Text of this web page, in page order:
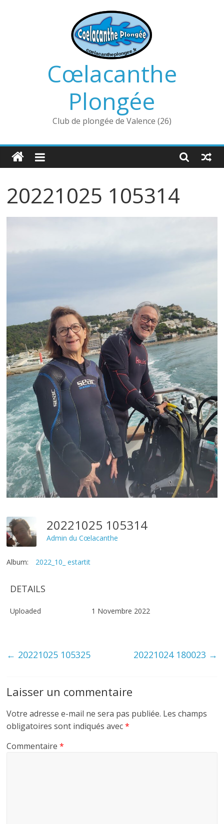
Cœlacanthe
Plongée
Club de plongée de Valence (26)
20221025 105314
20221025 105314
Admin du Cœlacanthe
Album: 2022_10_ estartit
DETAILS
Uploaded 1 Novembre 2022
← 20221025 105325 20221024 180023 →
Laisser un commentaire
Votre adresse e-mail ne sera pas publiée. Les champs
obligatoires sont indiqués avec*
Commentaire*